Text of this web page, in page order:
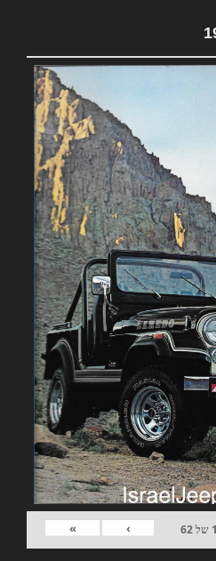
1 של62
›
»